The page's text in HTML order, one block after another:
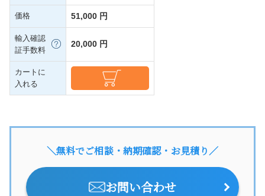
価格 51,000 円
輸入確認
証手数料
20,000 円
カートに
入れる
＼無料でご相談・納期確認・お見積り／
お問い合わせ